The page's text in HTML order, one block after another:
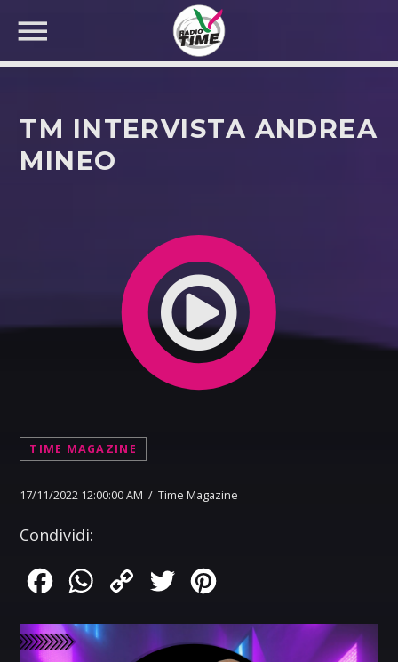
TM INTERVISTA ANDREA
MINEO
TIME MAGAZINE
17/11/2022 12:00:00 AM / Time Magazine
Condividi:
FacebookWhatsApp
Copy
Twitter